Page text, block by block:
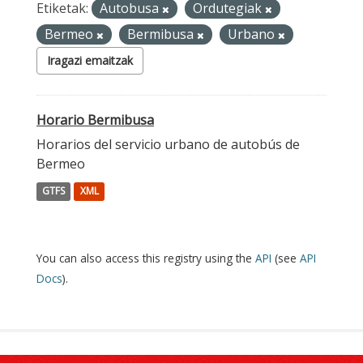
Etiketak: Autobusa
Ordutegiak
Bermeo
Bermibusa Urbano
Iragazi emaitzak
Horario Bermibusa
Horarios del servicio urbano de autobús de
Bermeo
GTFS XML
You can also access this registry using the API (see API
Docs).